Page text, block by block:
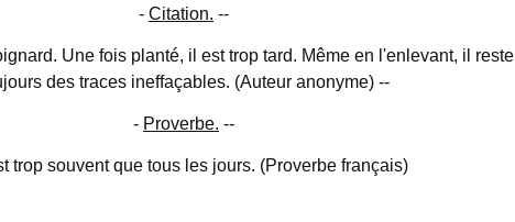
- Citation. --
Une fois planté, il est trop tard. Même en l'enlevant, il reste
des traces ineffaçables. (Auteur anonyme) --
- Proverbe. --
trop souvent que tous les jours. (Proverbe français)